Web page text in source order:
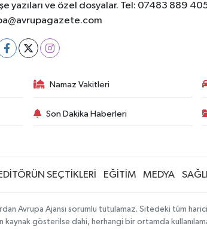
yazıları ve özel dosyalar. Tel: 07483 889
Namaz Vakitleri
Son Dakika Haberleri
SEÇTİKLERİ EĞİTİM MEDYA
Avrupa Ajansı sorumlu tutulamaz. Sitedeki tüm
kaynak gösterilse dahi, herhangi bir ortamda